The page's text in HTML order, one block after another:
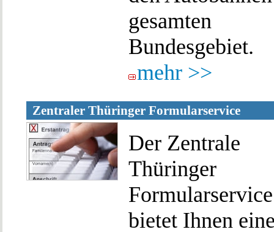
gesamten
Bundesgebiet.
mehr >>
Zentraler Thüringer Formularservice
Der Zentrale
Thüringer
Formularservice
bietet Ihnen